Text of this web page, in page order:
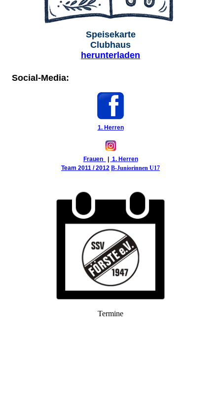
Speisekarte
Clubhaus
herunterladen
Social-Media:
1. Herren
Frauen | 1. Herren
Team 2011 / 2012 B-Juniorinnen U17
Termine